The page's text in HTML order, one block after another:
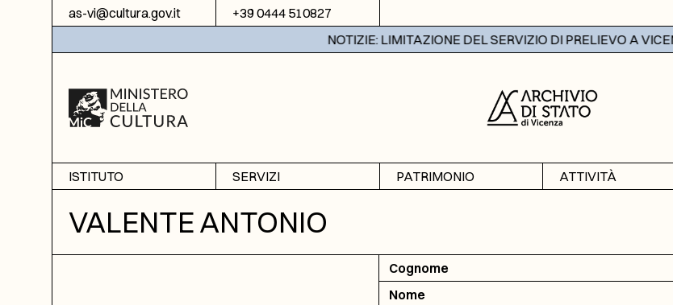
Vai al contenuto
as-vi@cultura.gov.it +39 0444 510827
NOTIZIE: LIMITAZIONE DEL SERVIZIO DI PRELIEVO A VICENZA
ISTITUTO
Informazioni
Sezione di Bassano del
SERVIZI
Ricerche
Fotoriproduzione
PATRIMONIO
ATTIVITÀ
VALENTE ANTONIO
Cognome
Nome